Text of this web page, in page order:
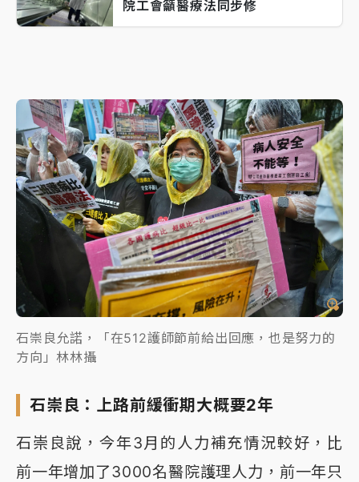
院工會籲醫療法同步修
石崇良允諾，「在512護師節前給出回應，也是努力的
方向」林林攝
石崇良：上路前緩衝期大概要2年
石崇良說，今年3月的人力補充情況較好，比
前一年增加了3000名醫院護理人力，前一年只